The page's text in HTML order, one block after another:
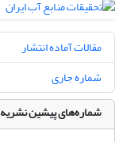
مقالات آماده انتشار
شماره جاری
شماره‌های پیشین نشریه